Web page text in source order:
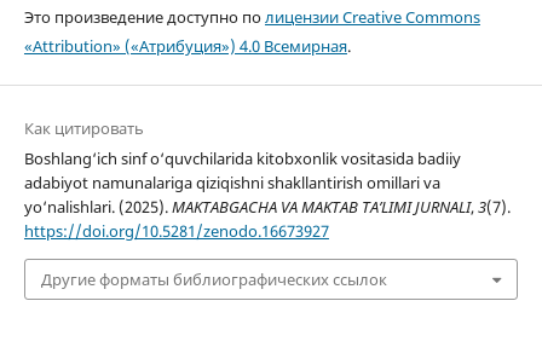
Это произведение доступно полицензии Creative Commons
«Attribution» («Атрибуция») 4.0 Всемирная.
Как цитировать
Boshlang‘ich sinf o‘quvchilarida kitobxonlik vositasida badiiy
adabiyot namunalariga qiziqishni shakllantirish omillari va
yo‘nalishlari. (2025).MAKTABGACHA VA MAKTAB TA’LIMI JURNALI,3(7).
https://doi.org/10.5281/zenodo.16673927
Другие форматы библиографических ссылок